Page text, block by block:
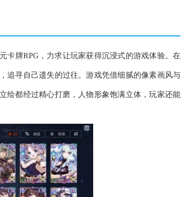
卡牌RPG，力求让玩家获得沉浸式的游戏体验。在
追寻自己遗失的过往。游戏凭借细腻的像素画风与
绘都经过精心打磨，人物形象饱满立体，玩家还能